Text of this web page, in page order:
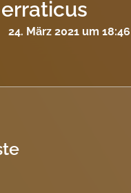
24. März 2021 um 18:46